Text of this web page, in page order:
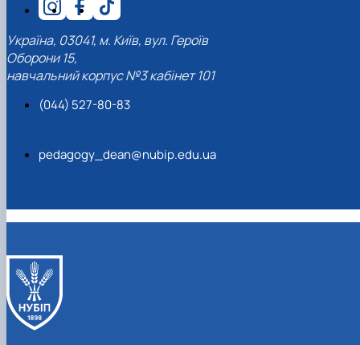
Україна, 03041, м. Київ, вул. Героїв
Оборони 15,
навчальний корпус №3 кабінет 101
(044) 527-80-83
pedagogy_dean@nubip.edu.ua